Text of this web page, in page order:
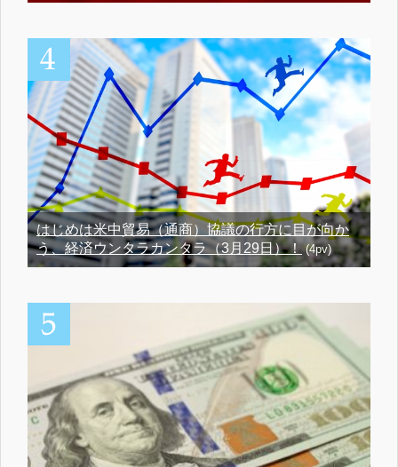
はじめは米中貿易（通商）協議の行方に目が向か
う、経済ウンタラカンタラ（3月29日）！(4pv)